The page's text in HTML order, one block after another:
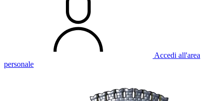
Accedi all'area
personale